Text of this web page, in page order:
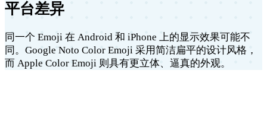
平台差异
同一个 Emoji 在 Android 和 iPhone 上的显示效果可能不
同。Google Noto Color Emoji 采用简洁扁平的设计风格，
而 Apple Color Emoji 则具有更立体、逼真的外观。